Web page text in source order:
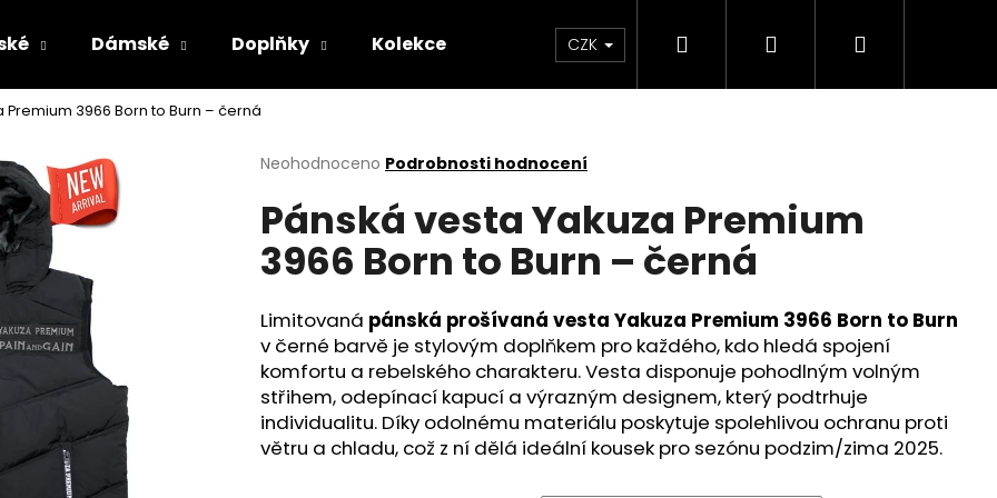
Dámské Doplňky Kolekce Kontakt Velkoobchod Obchodní
CZK Hledat PřihlášeníNákupní
Premium 3966 Born to Burn – černá
Průměrné
produktu
je
0,0
z
hvězdiček.
Neohodnoceno Podrobnosti hodnocení
Pánská vesta Yakuza Premium
3966 Born to Burn – černá
Limitovaná pánská prošívaná vesta Yakuza Premium 3966 Born to Burn
v černé barvě je stylovým doplňkem pro každého, kdo hledá spojení
komfortu a rebelského charakteru. Vesta disponuje pohodlným volným
střihem, odepínací kapucí a výrazným designem, který podtrhuje
individualitu. Díky odolnému materiálu poskytuje spolehlivou ochranu proti
větru a chladu, což z ní dělá ideální kousek pro sezónu podzim/zima 2025.
Co potřebujete najít?
HLEDAT
Doporučujeme
ČERNÉ PÁNSKÉ TEPLÁKY YAKUZA